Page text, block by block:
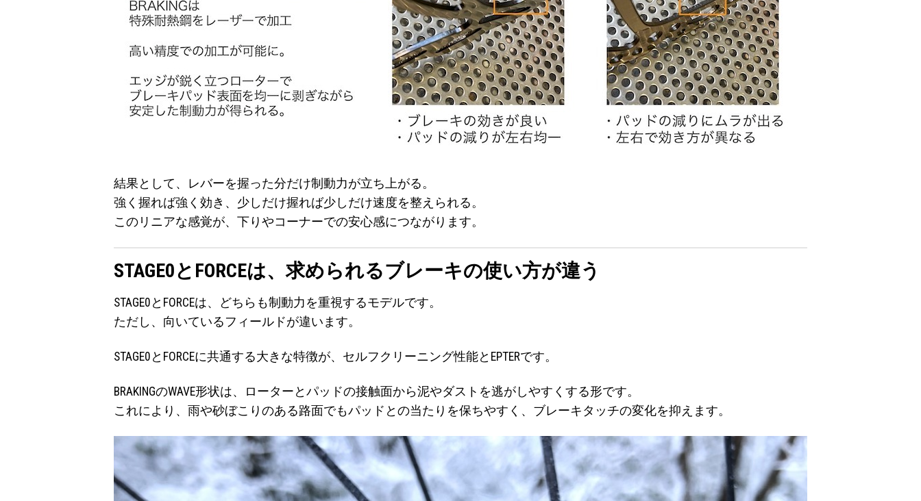
結果として、レバーを握った分だけ制動力が立ち上がる。
強く握れば強く効き、少しだけ握れば少しだけ速度を整えられる。
このリニアな感覚が、下りやコーナーでの安心感につながります。
STAGE0とFORCEは、求められるブレーキの使い方が違う
STAGE0とFORCEは、どちらも制動力を重視するモデルです。
ただし、向いているフィールドが違います。
STAGE0とFORCEに共通する大きな特徴が、セルフクリーニング性能とEPTERです。
BRAKINGのWAVE形状は、ローターとパッドの接触面から泥やダストを逃がしやすくする形です。
これにより、雨や砂ぼこりのある路面でもパッドとの当たりを保ちやすく、ブレーキタッチの変化を抑えます。